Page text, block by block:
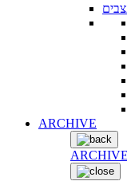
ARCHIVE
ARCHIVE